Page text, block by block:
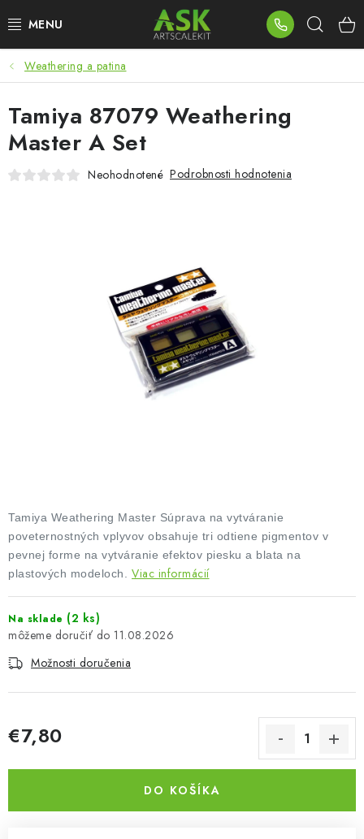
na
BLOG
SUMMER DAYS
WARHAMMER
PREDÁVANÉ ZNAČKY
O Nás Moja objednávka Kontakty
Postup pri podávaní sťažností
Prevodník modelárskych farieb
Weathering a patina
Tamiya Weathering Master Súprava na vytváranie
poveternostných vplyvov obsahuje tri odtiene pigmentov v
pevnej forme na vytváranie efektov piesku a blata na
plastových modeloch.
Viac informácií
Na sklade (2 ks)
11.08.2026
Možnosti doručenia
€7,80
DO KOŠÍKA
Tamiya 87079 Weathering
Master A Set
Neohodnotené Podrobnosti hodnotenia